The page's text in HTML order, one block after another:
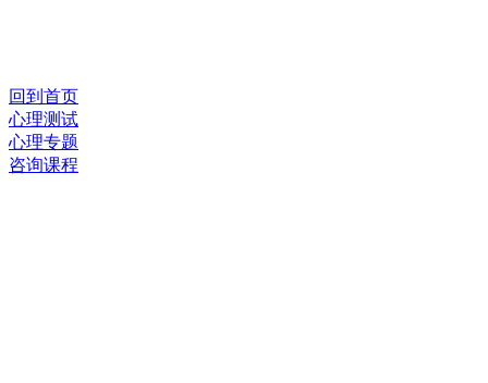
回到首页
心理测试
心理专题
咨询课程